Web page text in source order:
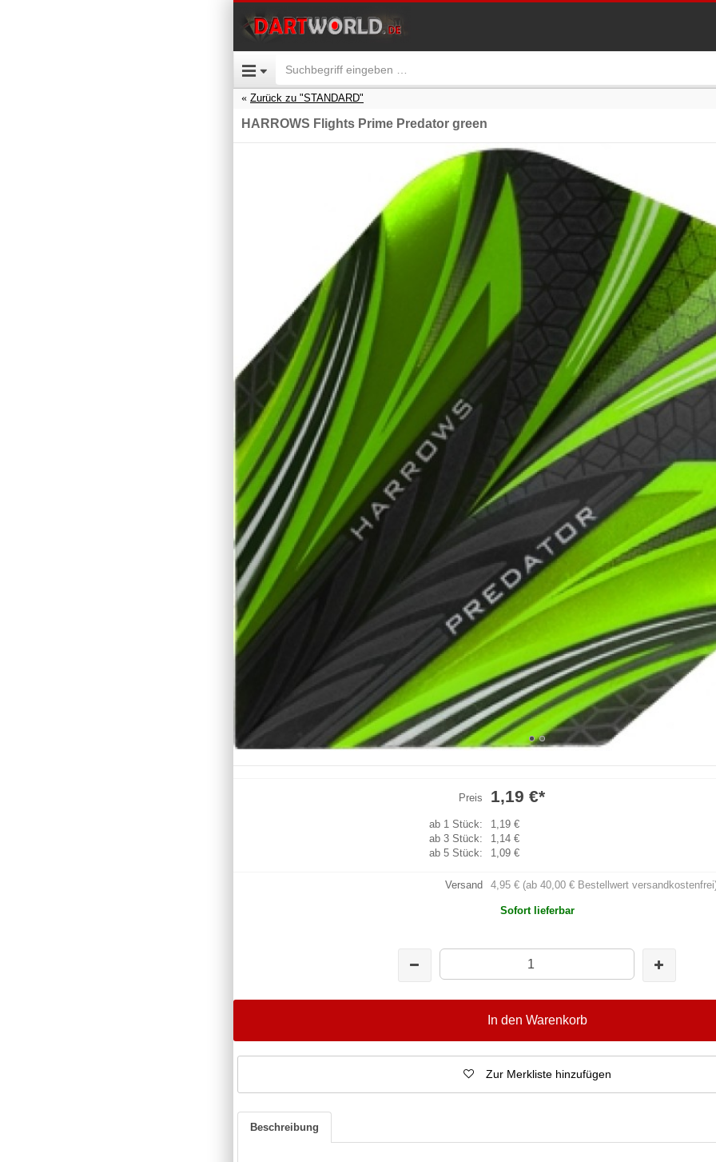
Zurück zu "STANDARD"
HARROWS Flights Prime Predator green
Preis 1,19 €*
ab 1 Stück:
1,19 €
ab 3 Stück:
1,14 €
ab 5 Stück:
1,09 €
Versand 4,95 € (ab 40,00 € Bestellwert
Sofort lieferbar
In den Warenkorb
Zur Merkliste hinzufügen
Beschreibung